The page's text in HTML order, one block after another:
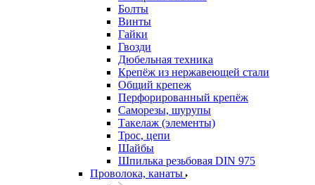
Болты
Винты
Гайки
Гвозди
Дюбельная техника
Крепёж из нержавеющей стали
Общий крепеж
Перфорированный крепёж
Саморезы, шурупы
Такелаж (элементы)
Трос, цепи
Шайбы
Шпилька резьбовая DIN 975
Проволока, канаты